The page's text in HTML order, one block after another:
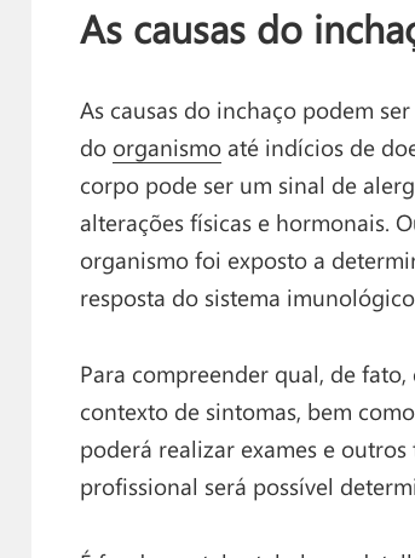
As causas do
As causas do inchaço podem
do organismoaté indícios de
corpo pode ser um sinal de
alterações físicas e hormonais.
organismo foi exposto a
resposta do sistema
Para compreender qual, de
contexto de sintomas, bem
poderá realizar exames e
profissional será possível